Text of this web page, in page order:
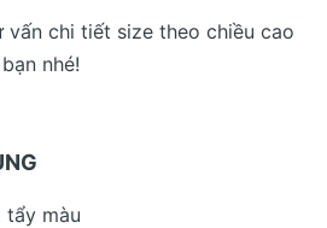
chi tiết size theo chiều cao
nhé!
tẩy màu